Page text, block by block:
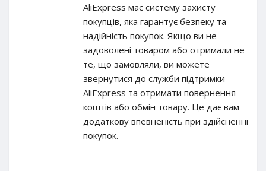
AliExpress має систему захисту
покупців, яка гарантує безпеку та
надійність покупок. Якщо ви не
задоволені товаром або отримали не
те, що замовляли, ви можете
звернутися до служби підтримки
AliExpress та отримати повернення
коштів або обмін товару. Це дає вам
додаткову впевненість при здійсненні
покупок.